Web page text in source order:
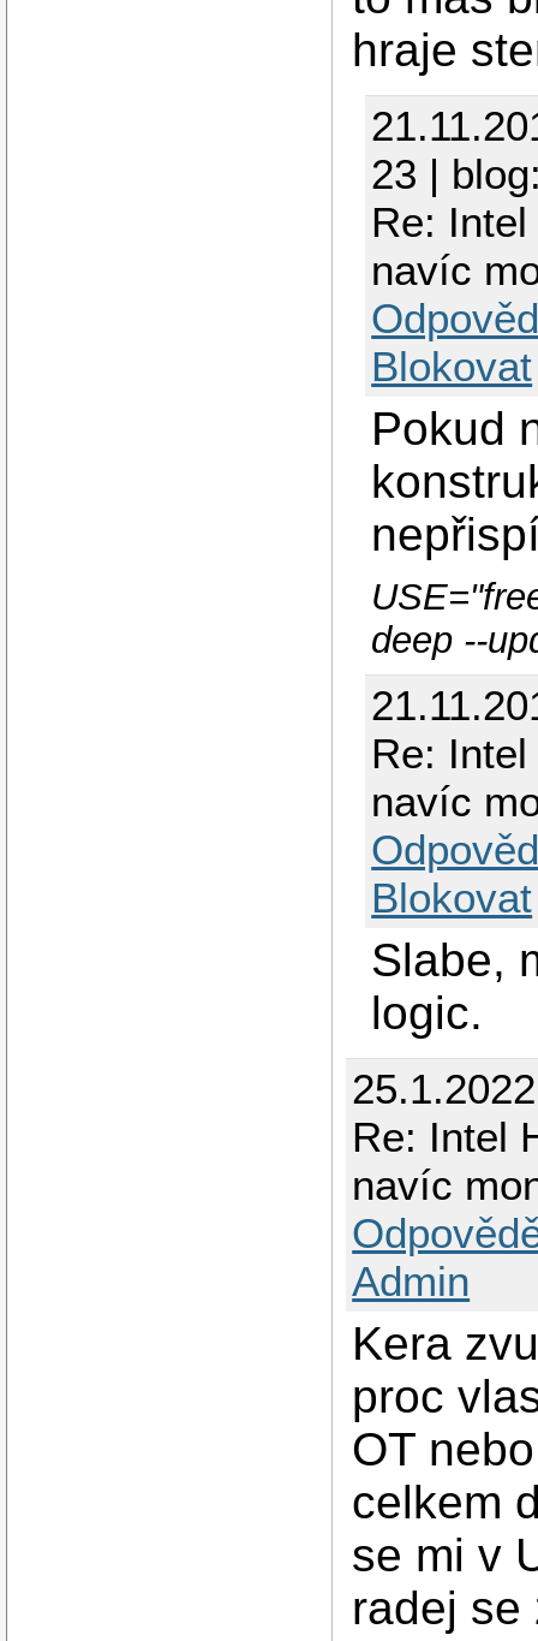
hraje
23 |
Re:
navíc
Blokovat
Pokud
deep --
Re:
navíc
Blokovat
Slabe,
logic.
Re: Intel
navíc
Admin
Kera
proc
OT
celkem
se mi v
radej se